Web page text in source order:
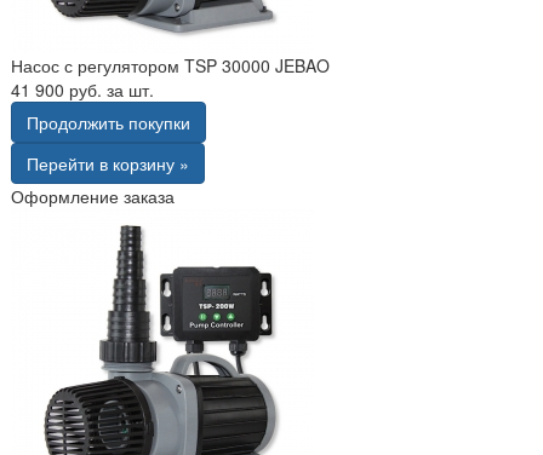
Насос с регулятором TSP 30000 JEBAO
41 900 руб. за шт.
Продолжить покупки
Перейти в корзину »
Оформление заказа